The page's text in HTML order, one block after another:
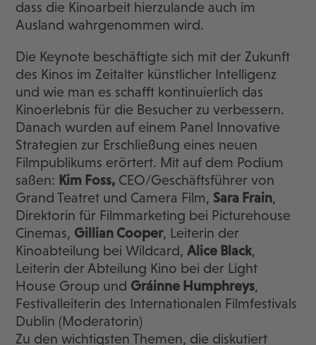
dass die Kinoarbeit hierzulande auch im
Ausland wahrgenommen wird.
Die Keynote beschäftigte sich mit der Zukunft
des Kinos im Zeitalter künstlicher Intelligenz
und wie man es schafft kontinuierlich das
Kinoerlebnis für die Besucher zu verbessern.
Danach wurden auf einem Panel Innovative
Strategien zur Erschließung eines neuen
Filmpublikums erörtert. Mit auf dem Podium
saßen: Kim Foss, CEO/Geschäftsführer von
Grand Teatret und Camera Film, Sara Frain,
Direktorin für Filmmarketing bei Picturehouse
Cinemas, Gillian Cooper, Leiterin der
Kinoabteilung bei Wildcard,Alice Black,
Leiterin der Abteilung Kino bei der Light
House Group und Gráinne Humphreys,
Festivalleiterin des Internationalen Filmfestivals
Dublin (Moderatorin)
Zu den wichtigsten Themen, die diskutiert